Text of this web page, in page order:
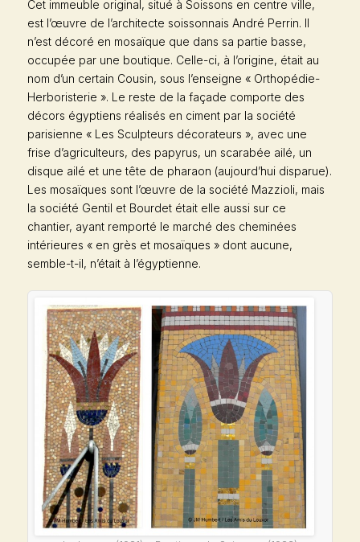
Cet immeuble original, situé à Soissons en centre ville,
est l’œuvre de l’architecte soissonnais André Perrin. Il
n’est décoré en mosaïque que dans sa partie basse,
occupée par une boutique. Celle-ci, à l’origine, était au
nom d’un certain Cousin, sous l’enseigne « Orthopédie-
Herboristerie ». Le reste de la façade comporte des
décors égyptiens réalisés en ciment par la société
parisienne « Les Sculpteurs décorateurs », avec une
frise d’agriculteurs, des papyrus, un scarabée ailé, un
disque ailé et une tête de pharaon (aujourd’hui disparue).
Les mosaïques sont l’œuvre de la société Mazzioli, mais
la société Gentil et Bourdet était elle aussi sur ce
chantier, ayant remporté le marché des cheminées
intérieures « en grès et mosaïques » dont aucune,
semble-t-il, n’était à l’égyptienne.